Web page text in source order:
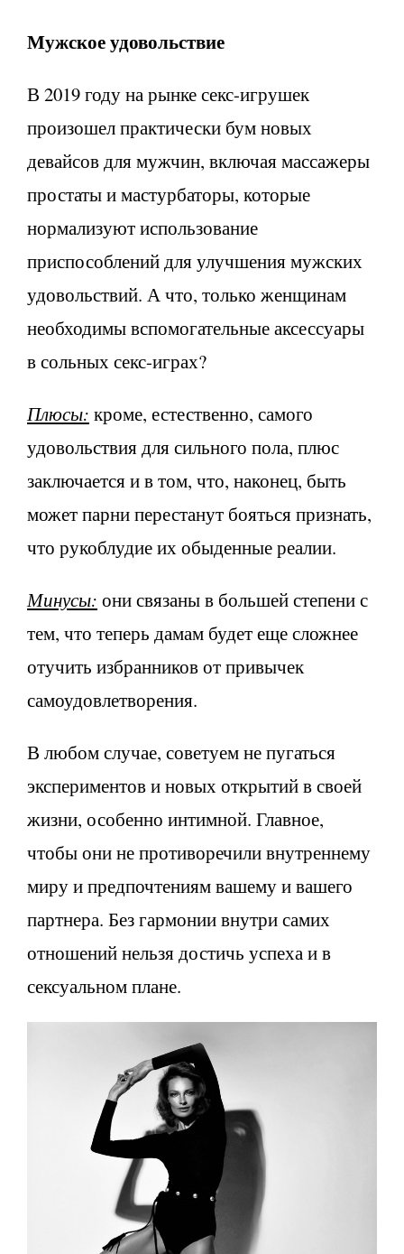
Мужское удовольствие
В 2019 году на рынке секс-игрушек
произошел практически бум новых
девайсов для мужчин, включая массажеры
простаты и мастурбаторы, которые
нормализуют использование
приспособлений для улучшения мужских
удовольствий. А что, только женщинам
необходимы вспомогательные аксессуары
в сольных секс-играх?
Плюсы: кроме, естественно, самого
удовольствия для сильного пола, плюс
заключается и в том, что, наконец, быть
может парни перестанут бояться признать,
что рукоблудие их обыденные реалии.
Минусы: они связаны в большей степени с
тем, что теперь дамам будет еще сложнее
отучить избранников от привычек
самоудовлетворения.
В любом случае, советуем не пугаться
экспериментов и новых открытий в своей
жизни, особенно интимной. Главное,
чтобы они не противоречили внутреннему
миру и предпочтениям вашему и вашего
партнера. Без гармонии внутри самих
отношений нельзя достичь успеха и в
сексуальном плане.